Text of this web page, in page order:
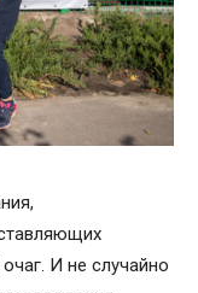
И не случайно